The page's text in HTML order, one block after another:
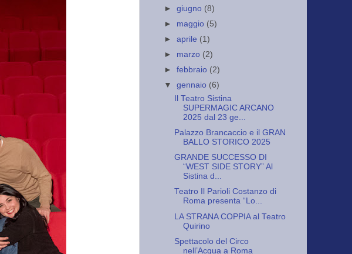
►giugno (8)
► maggio (5)
►aprile (1)
► marzo (2)
►febbraio (2)
▼gennaio (6)
Il Teatro Sistina
SUPERMAGIC ARCANO
2025 dal 23 ge...
Palazzo Brancaccio e il GRAN
BALLO STORICO 2025
GRANDE SUCCESSO DI
“WEST SIDE STORY” Al
Sistina d...
Teatro Il Parioli Costanzo di
Roma presenta “Lo...
LA STRANA COPPIA al Teatro
Quirino
Spettacolo del Circo
nell’Acqua a Roma